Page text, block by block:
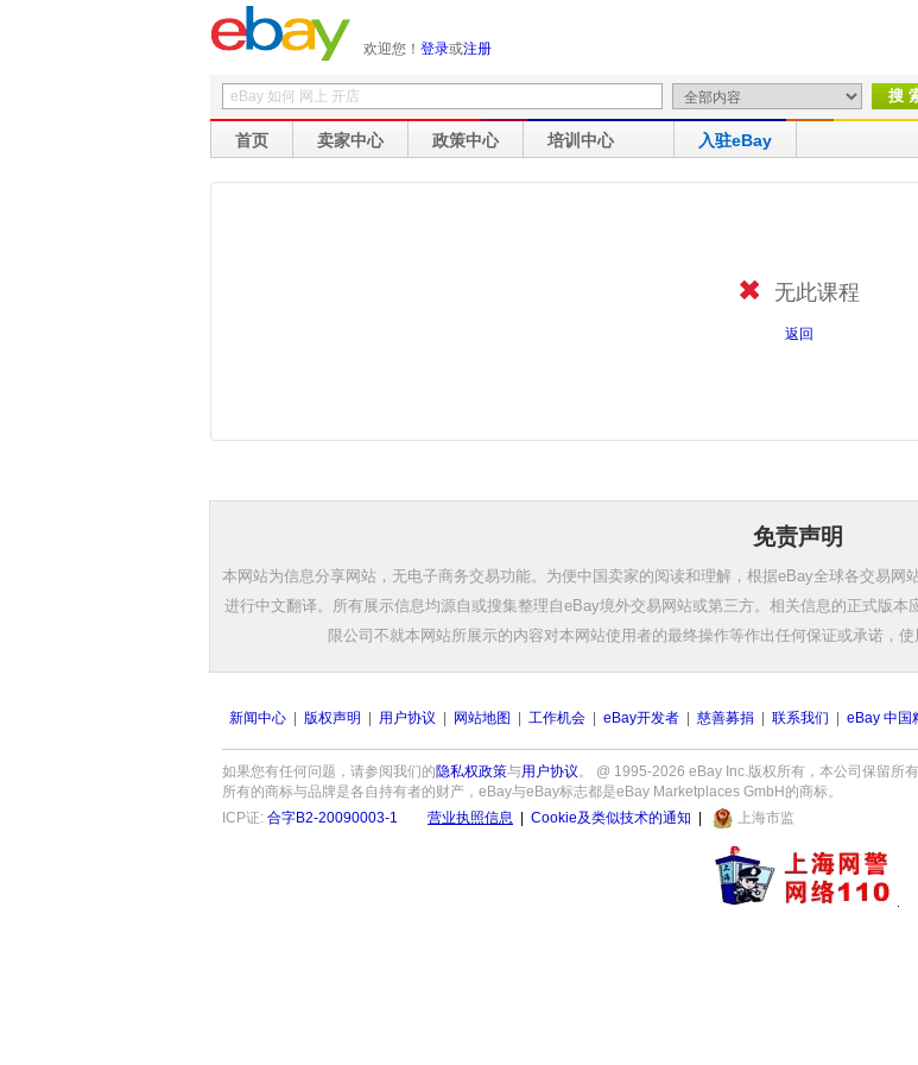
欢迎您！ 登录或注册
首页 卖家中心 政策中心 培训中心 入驻eBay
无此课程
返回
免责声明
本网站为信息分享网站，无电子商务交易功能。为便中国卖家的阅读和理解，根据eBay全球各交易
进行中文翻译。所有展示信息均源自或搜集整理自eBay境外交易网站或第三方。相关信息的正式版
限公司不就本网站所展示的内容对本网站使用者的最终操作等作出任何保证或承诺，
新闻中心 版权声明 用户协议 网站地图 工作机会 eBay开发者 慈善募捐 联系我们 eBay 中国
如果您有任何问题，请参阅我们的隐私权政策与用户协议。 @ 1995-2026 eBay Inc.版权所有，本公司保留所有
所有的商标与品牌是各自持有者的财产，eBay与eBay标志都是eBay Marketplaces GmbH的商标。
ICP证: 合字B2-20090003-1 营业执照信息 Cookie及类似技术的通知 上海市监